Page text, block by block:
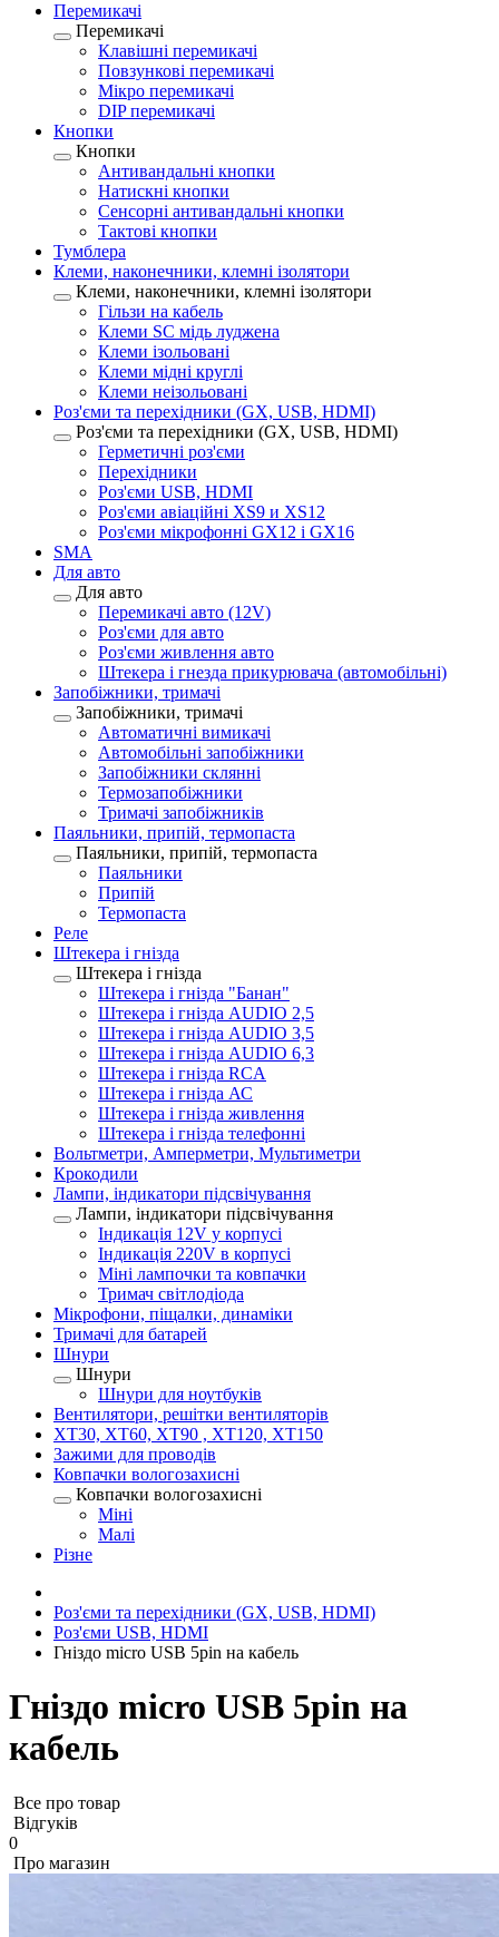
Перемикачі
Перемикачі
Клавішні перемикачі
Повзункові перемикачі
Мікро перемикачі
DIP перемикачі
Кнопки
Кнопки
Антивандальні кнопки
Натискні кнопки
Сенсорні антивандальні кнопки
Тактові кнопки
Тумблера
Клеми, наконечники, клемні ізолятори
Клеми, наконечники, клемні ізолятори
Гільзи на кабель
Клеми SC мідь луджена
Клеми ізольовані
Клеми мідні круглі
Клеми неізольовані
Роз'єми та перехідники (GX, USB, HDMI)
Роз'єми та перехідники (GX, USB, HDMI)
Герметичні роз'єми
Перехідники
Роз'єми USB, HDMI
Роз'єми авіаційні XS9 и XS12
Роз'єми мікрофонні GX12 і GX16
SMA
Для авто
Для авто
Перемикачі авто (12V)
Роз'єми для авто
Роз'єми живлення авто
Штекера і гнезда прикурювача (автомобільні)
Запобіжники, тримачі
Запобіжники, тримачі
Автоматичні вимикачі
Автомобільні запобіжники
Запобіжники склянні
Термозапобіжники
Тримачі запобіжників
Паяльники, припій, термопаста
Паяльники, припій, термопаста
Паяльники
Припій
Термопаста
Реле
Штекера і гнізда
Штекера і гнізда
Штекера і гнізда "Банан"
Штекера і гнізда AUDIO 2,5
Штекера і гнізда AUDIO 3,5
Штекера і гнізда AUDIO 6,3
Штекера і гнізда RCA
Штекера і гнізда АС
Штекера і гнізда живлення
Штекера і гнізда телефонні
Вольтметри, Амперметри, Мультиметри
Крокодили
Лампи, індикатори підсвічування
Лампи, індикатори підсвічування
Індикація 12V у корпусі
Індикація 220V в корпусі
Міні лампочки та ковпачки
Тримач світлодіода
Мікрофони, піщалки, динаміки
Тримачі для батарей
Шнури
Шнури
Шнури для ноутбуків
Вентилятори, решітки вентиляторів
XT30, XT60, XT90 , XT120, XT150
Зажими для проводів
Ковпачки вологозахисні
Ковпачки вологозахисні
Міні
Малі
Різне
Роз'єми та перехідники (GX, USB, HDMI)
Роз'єми USB, HDMI
Гніздо micro USB 5pin на кабель
Гніздо micro USB 5pin на
кабель
Все про товар
Відгуків
0
Про магазин